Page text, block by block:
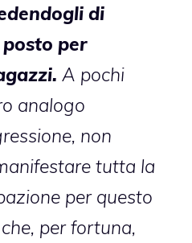
di
per
A pochi
analogo
non
tutta la
per questo
per fortuna,